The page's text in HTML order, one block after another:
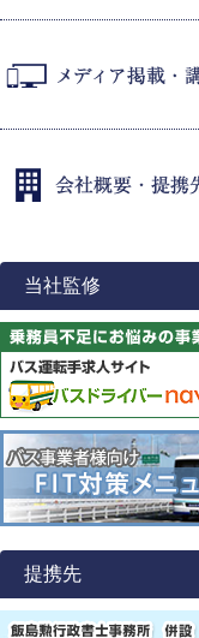
当社監修
提携先